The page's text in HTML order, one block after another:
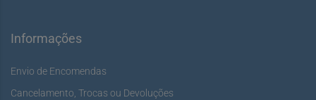
Informações
Envio de Encomendas
Cancelamento, Trocas ou Devoluções